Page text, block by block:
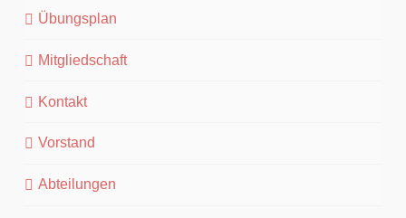
Übungsplan
Mitgliedschaft
Kontakt
Vorstand
Abteilungen